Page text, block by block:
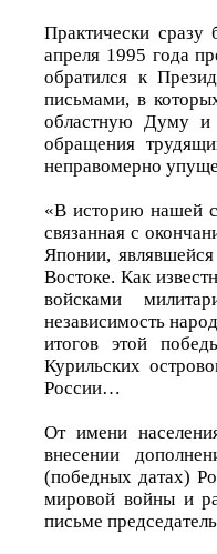
Практически сразу
апреля 1995 года
обратился к
письмами, в
областную Думу и
обращения
неправомерно
«В историю нашей
связанная с
Японии,
Востоке. Как
войсками
независимость
итогов этой
Курильских
России…
От имени
внесении
(победных датах)
мировой войны и
письме